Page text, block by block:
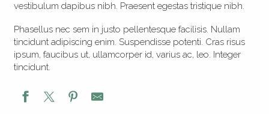
vestibulum dapibus nibh. Praesent egestas tristique nibh.
Phasellus nec sem in justo pellentesque facilisis. Nullam
tincidunt adipiscing enim. Suspendisse potenti. Cras risus
ipsum, faucibus ut, ullamcorper id, varius ac, leo. Integer
tincidunt.